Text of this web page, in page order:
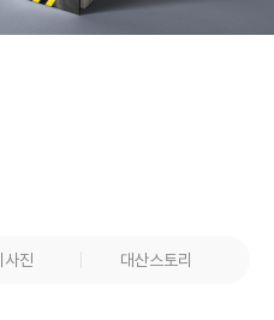
사진 대산스토리